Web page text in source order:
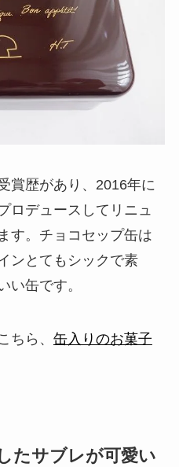
賞歴があり、2016年に
ロデュースしてリニュ
す。チョコセップ缶は
ンとてもシックで素
い缶です。
ちら、 缶入りのお菓子
たサブレが可愛い